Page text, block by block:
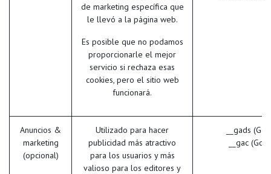
de marketing específica que
le llevó a la página web.
Es posible que no podamos
proporcionarle el mejor
servicio si rechaza esas
cookies, pero el sitio web
funcionará.
Anuncios &
marketing
(opcional)
Utilizado para hacer
publicidad más atractivo
para los usuarios y más
valioso para los editores y
__gads
__gac